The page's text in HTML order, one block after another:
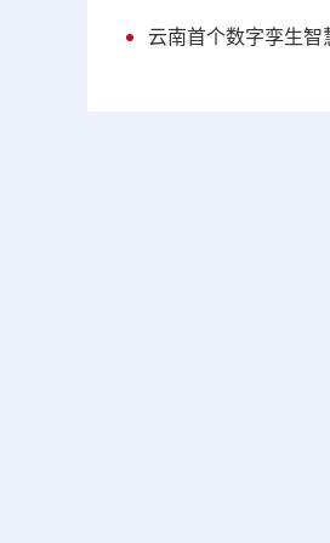
云南首个数字孪生